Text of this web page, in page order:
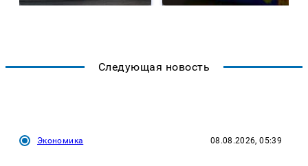
Следующая новость
Экономика 08.08.2026, 05:39